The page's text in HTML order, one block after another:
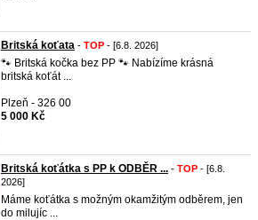
Britská koťata - TOP - [6.8. 2026]
🐾 Britská kočka bez PP 🐾 Nabízíme krásná
britská koťát ...
Plzeň - 326 00
5 000 Kč
Britská koťátka s PP k ODBĚR ... - TOP - [6.8.
2026]
Máme koťátka s možným okamžitým odběrem, jen
do milujíc ...